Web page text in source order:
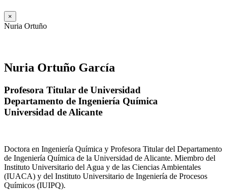
×
Nuria Ortuño
Nuria Ortuño García
Profesora Titular de Universidad
Departamento de Ingeniería Química
Universidad de Alicante
Doctora en Ingeniería Química y Profesora Titular del Departamento
de Ingeniería Química de la Universidad de Alicante. Miembro del
Instituto Universitario del Agua y de las Ciencias Ambientales
(IUACA) y del Instituto Universitario de Ingeniería de Procesos
Químicos (IUIPQ).